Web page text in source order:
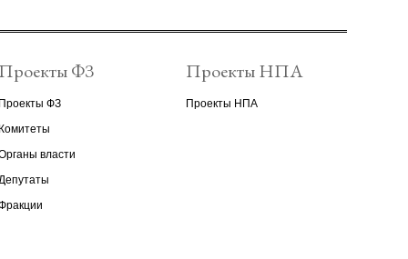
ФЗ
ФЗ
власти
Проекты НПА
Проекты НПА